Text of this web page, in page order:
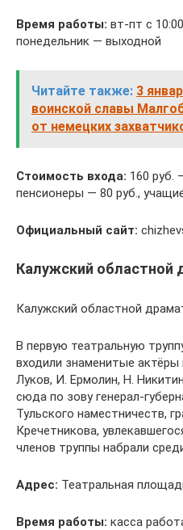
Время работы: вт-пт с
понедельник — выходной
Читайте также: 3
воинской славы
от немецких
Стоимость входа: 160 руб.
пенсионеры — 80 руб.,
Официальный сайт:
Калужский областной
Калужский областной
В первую театральную
входили знаменитые
Луков, И. Ермолин, Н.
сюда по зову генерал-
Тульского наместничеств,
Кречетникова,
членов труппы набрали
Адрес: Театральная
Время работы: касса